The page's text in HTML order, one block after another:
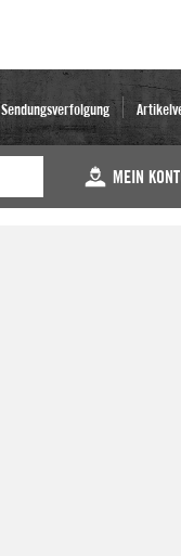
Sendungsverfolgung
MEIN